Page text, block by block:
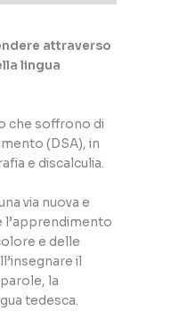
attraverso
lingua
che soffrono di
(DSA), in
e discalculia.
via nuova e
e delle
il
la
tedesca.